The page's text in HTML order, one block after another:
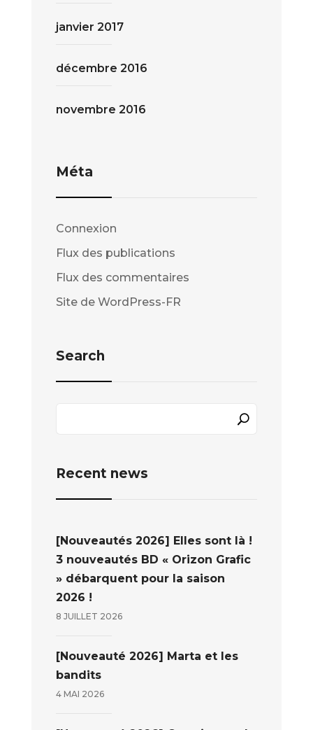
janvier 2017
décembre 2016
novembre 2016
Méta
Connexion
Flux des publications
Flux des commentaires
Site de WordPress-FR
Search
Recent news
[Nouveautés 2026] Elles sont là !
3 nouveautés BD « Orizon Grafic
» débarquent pour la saison
2026 !
8 JUILLET 2026
[Nouveauté 2026] Marta et les
bandits
4 MAI 2026